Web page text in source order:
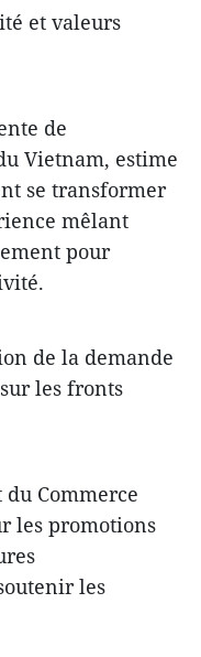
et valeurs
de
Vietnam, estime
se transformer
mêlant
pour
de la demande
les fronts
Commerce
les promotions
les